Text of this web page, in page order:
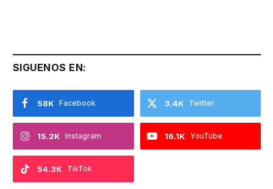
SIGUENOS EN:
Facebook
58K Twitter
3.4K
Instagram
15.2K YouTube
16.1K
TikTok
54.3K